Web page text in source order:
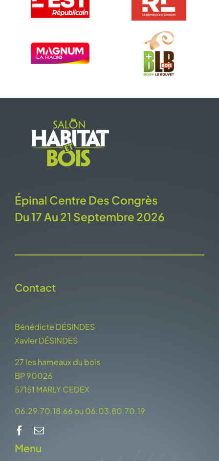
Épinal Centre Des Congrès
Du 17 Au 21 Septembre 2026
Contact
Bénédicte DÉSINDES
Xavier DÉSINDES
27 les hameaux du bois
BP 90026
57151 MARLY CEDEX
06.29.70.18.66 ou 06.03.80.70.19
Menu